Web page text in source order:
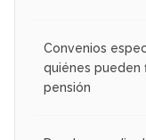
Convenios
quiénes pueden
pensión